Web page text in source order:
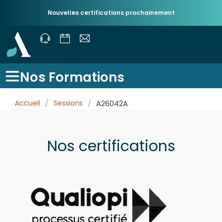
Nouvelles certifications prochainement
Nos Formations
Accueil / Sessions / A26042A
Nos certifications